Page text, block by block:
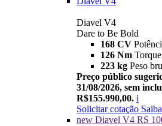
Diavel V4
Dare to Be Bold
168 CV
126 Nm Torque
223 kg Peso
Preço público
31/08/2026, sem
R$155.990,00. i
Solicitar cotação
new Diavel V4 RS